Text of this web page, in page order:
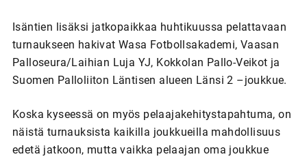
Isäntien lisäksi jatkopaikkaa huhtikuussa pelattavaan
turnaukseen hakivat Wasa Fotbollsakademi, Vaasan
Palloseura/Laihian Luja YJ, Kokkolan Pallo-Veikot ja
Suomen Palloliiton Läntisen alueen Länsi 2 –joukkue.
Koska kyseessä on myös pelaajakehitystapahtuma, on
näistä turnauksista kaikilla joukkueilla mahdollisuus
edetä jatkoon, mutta vaikka pelaajan oma joukkue